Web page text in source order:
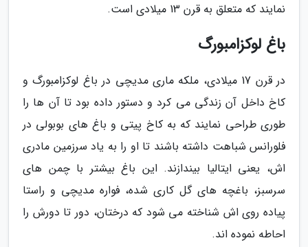
نمایند که متعلق به قرن 13 میلادی است.
باغ لوکزامبورگ
در قرن 17 میلادی، ملکه ماری مدیچی در باغ لوکزامبورگ و
کاخ داخل آن زندگی می کرد و دستور داده بود تا آن ها را
طوری طراحی نمایند که به کاخ پیتی و باغ های بوبولی در
فلورانس شباهت داشته باشند تا او را به یاد سرزمین مادری
اش، یعنی ایتالیا بیندازند. این باغ بیشتر با چمن های
سرسبز، باغچه های گل کاری شده، فواره مدیچی و راستا
پیاده روی اش شناخته می شود که درختان، دور تا دورش را
احاطه نموده اند.